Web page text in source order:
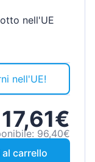
nell'UE
nell'UE!
96,40€
carrello